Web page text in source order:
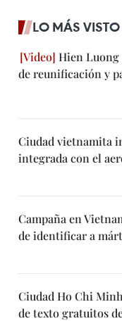
LO MÁS VISTO
Hien Luong
de reunificación y
Ciudad vietnamita
integrada con el
Campaña en
de identificar a
Ciudad Ho Chi
de texto gratuitos